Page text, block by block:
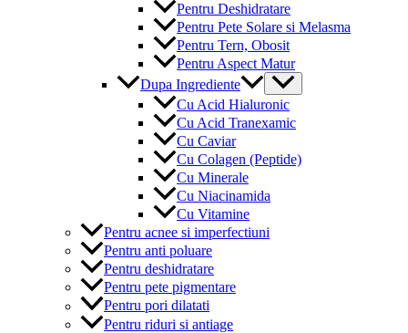
Pentru Deshidratare
Pentru Pete Solare si Melasma
Pentru Tern, Obosit
Pentru Aspect Matur
Dupa Ingrediente
Menu
Toggle
Cu Acid Hialuronic
Cu Acid Tranexamic
Cu Caviar
Cu Colagen (Peptide)
Cu Minerale
Cu Niacinamida
Cu Vitamine
Pentru acnee si imperfectiuni
Pentru anti poluare
Pentru deshidratare
Pentru pete pigmentare
Pentru pori dilatati
Pentru riduri si antiage